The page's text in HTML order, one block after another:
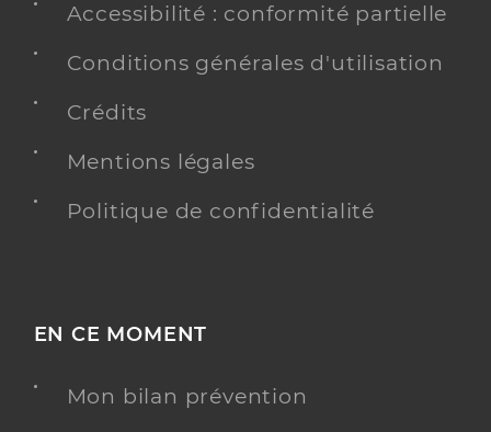
Accessibilité : conformité partielle
Conditions générales d'utilisation
Crédits
Mentions légales
Politique de confidentialité
EN CE MOMENT
Mon bilan prévention